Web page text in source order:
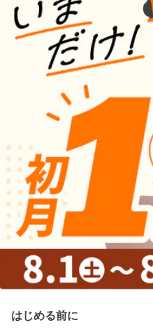
はじめる前に